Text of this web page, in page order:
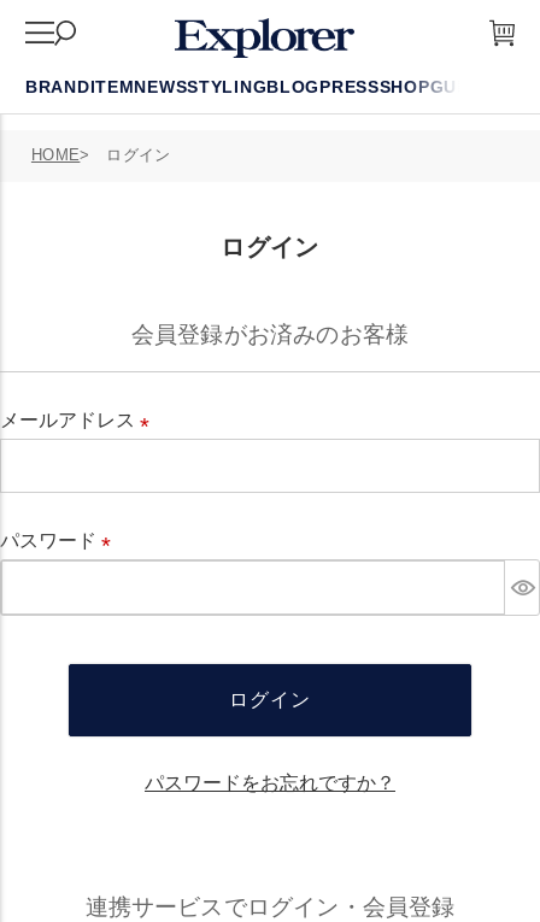
BRANDITEMNEWSSTYLINGBLOGPRESSSHOPGUIDE
HOME ログイン
ログイン
会員登録がお済みのお客様
メールアドレス
パスワード
須
ログイン
パスワードをお忘れですか？
連携サービスでログイン・会員登録